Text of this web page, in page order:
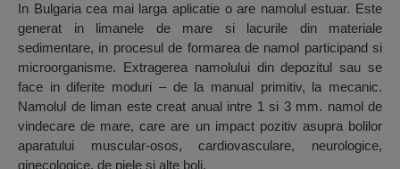
In Bulgaria cea mai larga aplicatie o are namolul estuar. Este
generat in limanele de mare si lacurile din materiale
sedimentare, in procesul de formarea de namol participand si
microorganisme. Extragerea namolului din depozitul sau se
face in diferite moduri – de la manual primitiv, la mecanic.
Namolul de liman este creat anual intre 1 si 3 mm. namol de
vindecare de mare, care are un impact pozitiv asupra bolilor
aparatului muscular-osos, cardiovasculare, neurologice,
ginecologice, de piele si alte boli.